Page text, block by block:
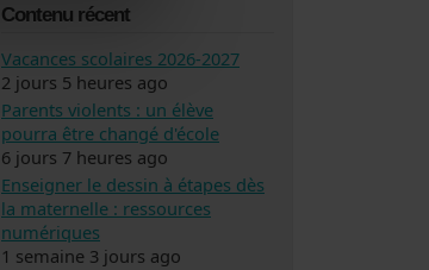
Contenu récent
Vacances scolaires 2026-2027
2 jours 5 heures ago
Parents violents : un élève
pourra être changé d'école
6 jours 7 heures ago
Enseigner le dessin à étapes dès
la maternelle : ressources
numériques
1 semaine 3 jours ago